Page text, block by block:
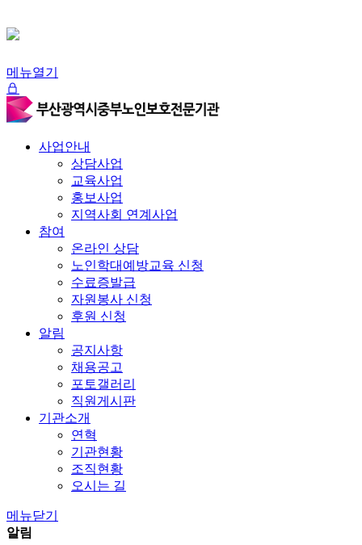
메뉴열기
사업안내
상담사업
교육사업
홍보사업
지역사회 연계사업
참여
온라인 상담
노인학대예방교육 신청
수료증발급
자원봉사 신청
후원 신청
알림
공지사항
채용공고
포토갤러리
직원게시판
기관소개
연혁
기관현황
조직현황
오시는 길
메뉴닫기
알림